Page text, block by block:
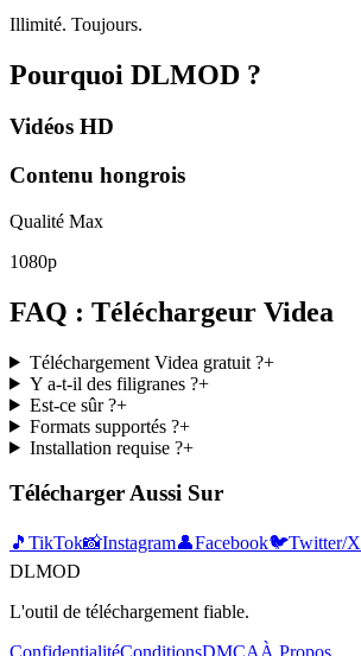
Illimité. Toujours.
Pourquoi DLMOD ?
Vidéos HD
Contenu hongrois
Qualité Max
1080p
FAQ : Téléchargeur Videa
Téléchargement Videa gratuit ?+
Y a-t-il des filigranes ?+
Est-ce sûr ?+
Formats supportés ?+
Installation requise ?+
Télécharger Aussi Sur
🎵 TikTok📸Instagram👤Facebook🐦Twitter/X
DLMOD
L'outil de téléchargement fiable.